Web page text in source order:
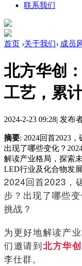
联系我们
首页 ›关于我们› 成员
北方华创
工艺，累
2024-2-23 09:28| 发布
摘要: 2024回首2023
出现了哪些变化？
解读产业格局，探索
LED行业及化合物发
2024回首2023，
步？出现了哪些
挑战？
为更好地解读产
们邀请到北方华创
李仕群。